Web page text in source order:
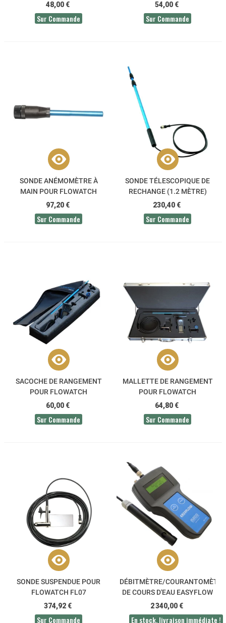
48,00 €
Sur Commande
54,00 €
Sur Commande
SONDE ANÉMOMÈTRE À
MAIN POUR FLOWATCH
97,20 €
Sur Commande
SONDE TÉLESCOPIQUE DE
RECHANGE (1.2 MÈTRE)
POUR FLOWATCH
230,40 €
Sur Commande
SACOCHE DE RANGEMENT
POUR FLOWATCH
60,00 €
Sur Commande
MALLETTE DE RANGEMENT
POUR FLOWATCH
64,80 €
Sur Commande
SONDE SUSPENDUE POUR
FLOWATCH FL07
374,92 €
Sur Commande
DÉBITMÈTRE/COURANTOMÈTRE
DE COURS D'EAU EASYFLOW
MADD
2 340,00 €
En stock, livraison immédiate !